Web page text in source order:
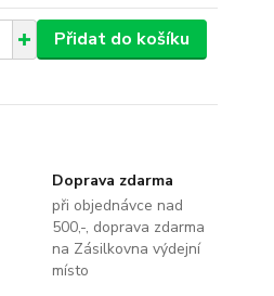
Přidat do košíku
Doprava zdarma
při objednávce nad
500,-, doprava zdarma
na Zásilkovna výdejní
místo